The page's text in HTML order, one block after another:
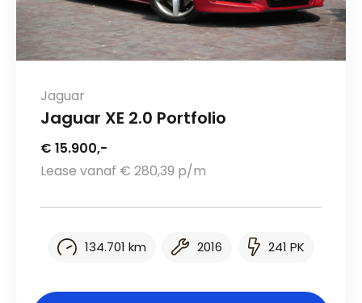
Jaguar
Jaguar XE 2.0 Portfolio
€ 15.900,-
Lease vanaf € 280,39 p/m
134.701 km 2016 241 PK